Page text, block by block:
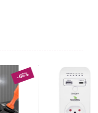
-65%